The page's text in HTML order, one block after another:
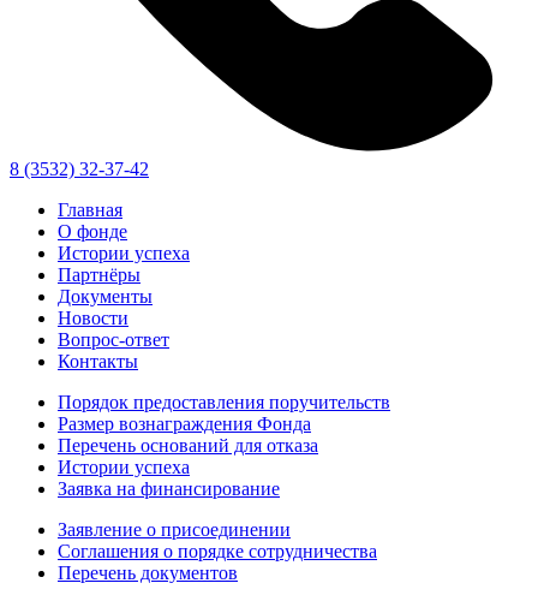
8 (3532) 32-37-42
Главная
О фонде
Истории успеха
Партнёры
Документы
Новости
Вопрос-ответ
Контакты
Порядок предоставления поручительств
Размер вознаграждения Фонда
Перечень оснований для отказа
Истории успеха
Заявка на финансирование
Заявление о присоединении
Соглашения о порядке сотрудничества
Перечень документов